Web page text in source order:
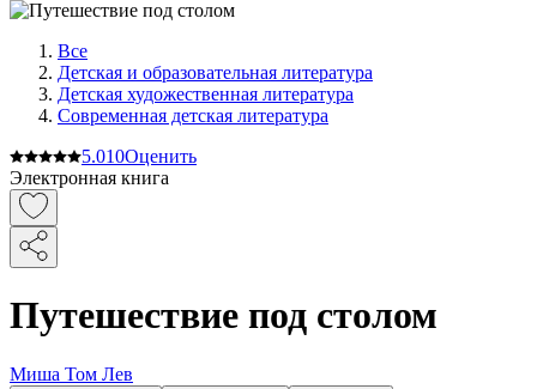
Все
Детская и образовательная литература
Детская художественная литература
Современная детская литература
5.010Оценить
Электронная книга
Путешествие под столом
Миша Том Лев